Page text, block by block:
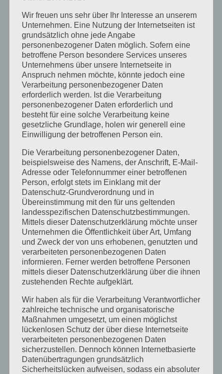
Januar 2025
Dezember 2024
September 2024
August 2024
April 2024
März 2024
Januar 2024
Dezember 2023
November 2023
Oktober 2023
September 2023
Juli 2023
Juni 2023
Mai 2023
April 2023
Februar 2023
Dezember 2022
November 2022
Oktober 2022
Wir freuen uns sehr über Ihr Interesse an unserem
Unternehmen. Eine Nutzung der Internetseiten ist
grundsätzlich ohne jede Angabe
personenbezogener Daten möglich. Sofern eine
betroffene Person besondere Services unseres
Unternehmens über unsere Internetseite in
Anspruch nehmen möchte, könnte jedoch eine
Verarbeitung personenbezogener Daten
erforderlich werden. Ist die Verarbeitung
personenbezogener Daten erforderlich und
besteht für eine solche Verarbeitung keine
gesetzliche Grundlage, holen wir generell eine
Einwilligung der betroffenen Person ein.
Die Verarbeitung personenbezogener Daten,
beispielsweise des Namens, der Anschrift, E-Mail-
Adresse oder Telefonnummer einer betroffenen
Person, erfolgt stets im Einklang mit der
Datenschutz-Grundverordnung und in
Übereinstimmung mit den für uns geltenden
landesspezifischen Datenschutzbestimmungen.
Mittels dieser Datenschutzerklärung möchte unser
Unternehmen die Öffentlichkeit über Art, Umfang
und Zweck der von uns erhobenen, genutzten und
verarbeiteten personenbezogenen Daten
informieren. Ferner werden betroffene Personen
mittels dieser Datenschutzerklärung über die ihnen
zustehenden Rechte aufgeklärt.
Wir haben als für die Verarbeitung Verantwortlicher
zahlreiche technische und organisatorische
Maßnahmen umgesetzt, um einen möglichst
lückenlosen Schutz der über diese Internetseite
verarbeiteten personenbezogenen Daten
sicherzustellen. Dennoch können Internetbasierte
Datenübertragungen grundsätzlich
Sicherheitslücken aufweisen, sodass ein absoluter